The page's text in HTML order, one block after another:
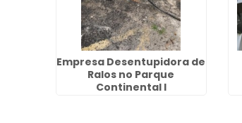
Empresa Desentupidora de
Ralos no Parque
Continental I